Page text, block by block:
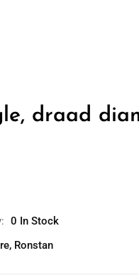
draad
0 In Stock
, Ronstan